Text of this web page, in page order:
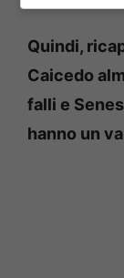
Quindi,
Caicedo
falli e
hanno un